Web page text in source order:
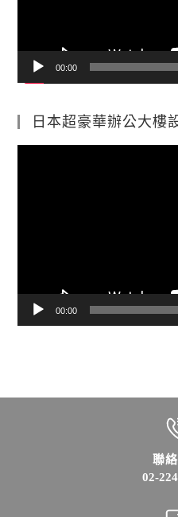
00:00
日本超豪華辦公大樓
00:00
聯
02-